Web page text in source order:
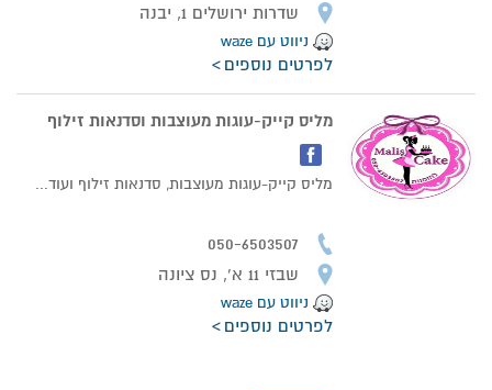
שדרות ירושלים 1, יבנה
ניווט עם waze
לפרטים נוספים
מליס קייק-עוגות מעוצבות וסדנאות זילוף
מליס קייק-עוגות מעוצבות, סדנאות זילוף ועוד...
050-6503507
שבזי 11 א', נס ציונה
ניווט עם waze
לפרטים נוספים